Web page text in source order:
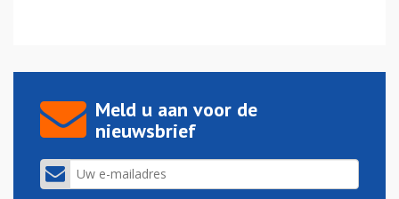
Meld u aan voor de
nieuwsbrief